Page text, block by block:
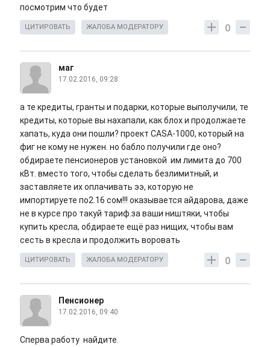
посмотрим что будет
0
ЦИТИРОВАТЬ ЖАЛОБА МОДЕРАТОРУ
маг
17.02.2016, 09:28
а те кредиты, гранты и подарки, которые выполучили, те
кредиты, которые вы нахапали, как блох и продолжаете
хапать, куда они пошли? проект CASA-1000, который на
фиг не кому не нужен. но бабло получили где оно?
обдираете пенсионеров установкой им лимита до 700
кВт. вместо того, чтобы сделать безлимитный, и
заставляете их оплачивать ээ, которую не
импортируете по2.16 сом!!! оказывается айдарова, даже
не в курсе про такуй тариф.за ваши ништяки, чтобы
купить кресла, обдираете ещё раз нищих, чтобы вам
сесть в кресла и продолжить воровать
0
ЦИТИРОВАТЬ ЖАЛОБА МОДЕРАТОРУ
Пенсионер
17.02.2016, 09:40
Сперва работу найдите.